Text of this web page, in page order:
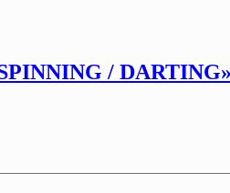
/ DARTING»